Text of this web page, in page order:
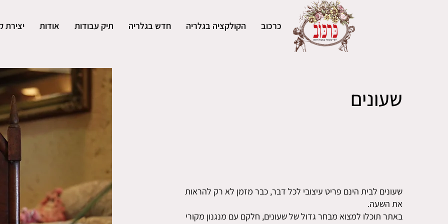
כרכוב הקולקציה בגלריה חדש בגלריה תיק עבודות אודות יצירת
שעונים
שעונים לבית הינם פריט עיצובי לכל דבר, כבר מזמן לא רק להראות
את השעה.
באתר תוכלו למצוא מבחר גדול של שעונים, חלקם עם מנגנון מקורי